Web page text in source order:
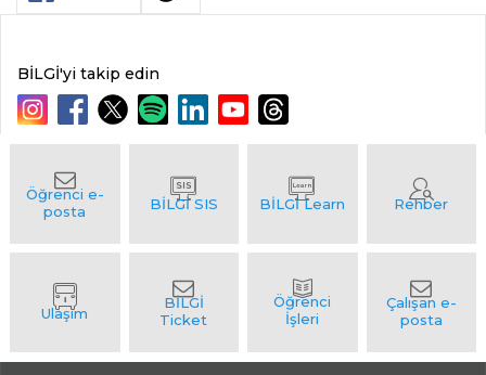
BİLGİ'yi takip edin